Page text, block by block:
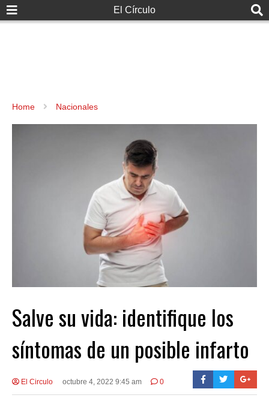
El Círculo
Home Nacionales
Salve su vida: identifique los
síntomas de un posible infarto
El Circulo octubre 4, 2022 9:45 am 0